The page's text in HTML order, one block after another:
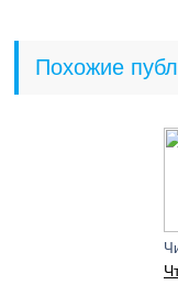
Похожие